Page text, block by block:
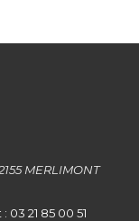
MERLIMONT
03 21 85 00 51